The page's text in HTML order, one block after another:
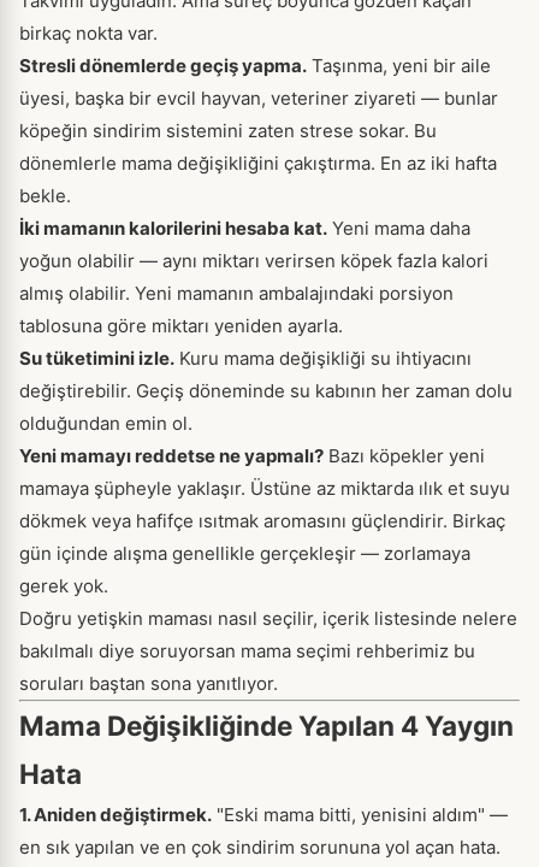
birkaç nokta var.
Stresli dönemlerde geçiş yapma. Taşınma, yeni bir aile
üyesi, başka bir evcil hayvan, veteriner ziyareti — bunlar
köpeğin sindirim sistemini zaten strese sokar. Bu
dönemlerle mama değişikliğini çakıştırma. En az iki hafta
bekle.
İki mamanın kalorilerini hesaba kat. Yeni mama daha
yoğun olabilir — aynı miktarı verirsen köpek fazla kalori
almış olabilir. Yeni mamanın ambalajındaki porsiyon
tablosuna göre miktarı yeniden ayarla.
Su tüketimini izle. Kuru mama değişikliği su ihtiyacını
değiştirebilir. Geçiş döneminde su kabının her zaman dolu
olduğundan emin ol.
Yeni mamayı reddetse ne yapmalı? Bazı köpekler yeni
mamaya şüpheyle yaklaşır. Üstüne az miktarda ılık et suyu
dökmek veya hafifçe ısıtmak aromasını güçlendirir. Birkaç
gün içinde alışma genellikle gerçekleşir — zorlamaya
gerek yok.
Doğru yetişkin maması nasıl seçilir, içerik listesinde nelere
bakılmalı diye soruyorsan mama seçimi rehberimiz bu
soruları baştan sona yanıtlıyor.
Mama Değişikliğinde Yapılan 4 Yaygın
Hata
1. Aniden değiştirmek. "Eski mama bitti, yenisini aldım" —
en sık yapılan ve en çok sindirim sorununa yol açan hata.